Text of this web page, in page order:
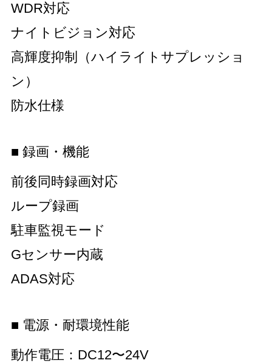
WDR対応
ナイトビジョン対応
高輝度抑制（ハイライトサプレッショ
ン）
防水仕様
■ 録画・機能
前後同時録画対応
ループ録画
駐車監視モード
Gセンサー内蔵
ADAS対応
■ 電源・耐環境性能
動作電圧：DC12〜24V